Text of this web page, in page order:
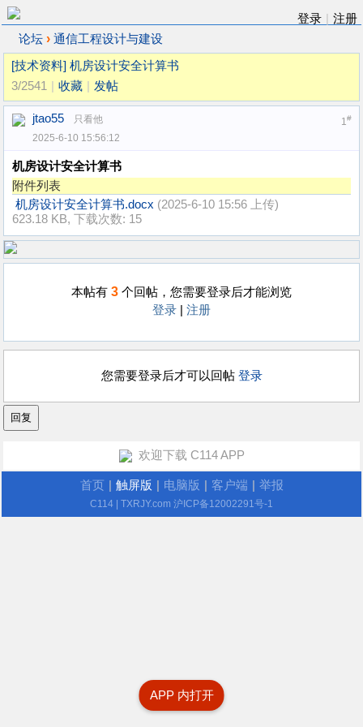
登录
注册
论坛 › 通信工程设计与建设
[技术资料] 机房设计安全计算书
3/2541
收藏 发帖
1#
jtao55
只看他
2025-6-10 15:56:12
机房设计安全计算书
附件列表
机房设计安全计算书.docx (2025-6-10 15:56 上传)
623.18 KB, 下载次数: 15
本帖有 3 个回帖，您需要登录后才能浏览
登录
注册
您需要登录后才可以回帖 登录
APP 内打开
欢迎下载 C114 APP
首页 触屏版 电脑版 客户端 举报
C114 | TXRJY.com 沪ICP备12002291号-1